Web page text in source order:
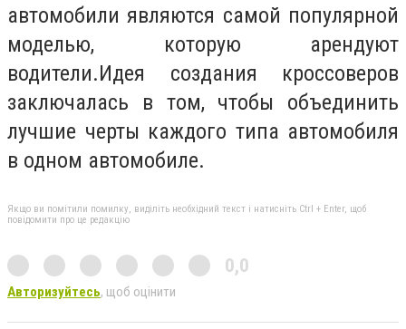
автомобили являются самой популярной
моделью, которую арендуют
водители.Идея создания кроссоверов
заключалась в том, чтобы объединить
лучшие черты каждого типа автомобиля
в одном автомобиле.
Якщо ви помітили помилку, виділіть необхідний текст і натисніть Ctrl + Enter, щоб
повідомити про це редакцію
0,0
Авторизуйтесь, щоб оцінити